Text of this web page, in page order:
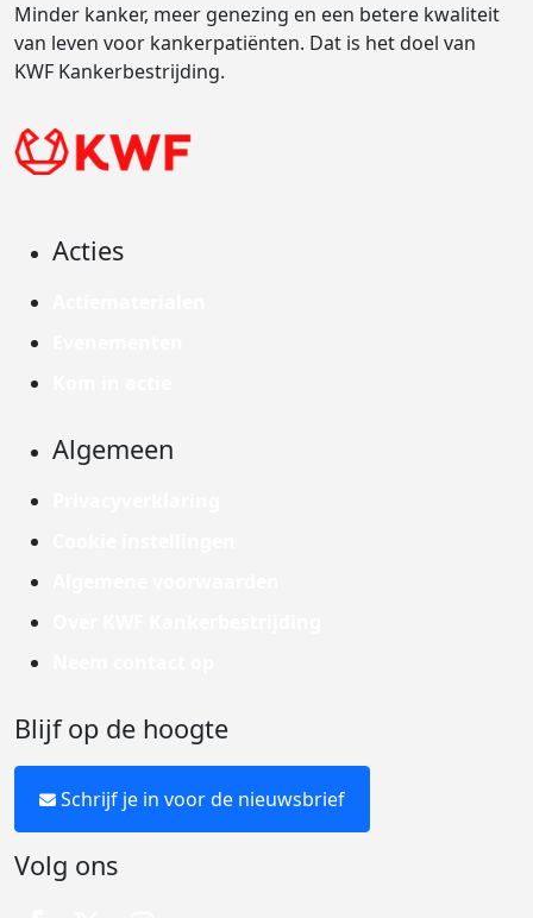
Minder kanker, meer genezing en een betere kwaliteit
van leven voor kankerpatiënten. Dat is het doel van
KWF Kankerbestrijding.
Acties
Algemeen
Blijf op de hoogte
Schrijf je in voor de nieuwsbrief
Volg ons